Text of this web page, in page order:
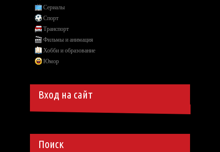
Сериалы
Спорт
Транспорт
Фильмы и анимация
Хобби и образование
Юмор
Вход на сайт
Поиск